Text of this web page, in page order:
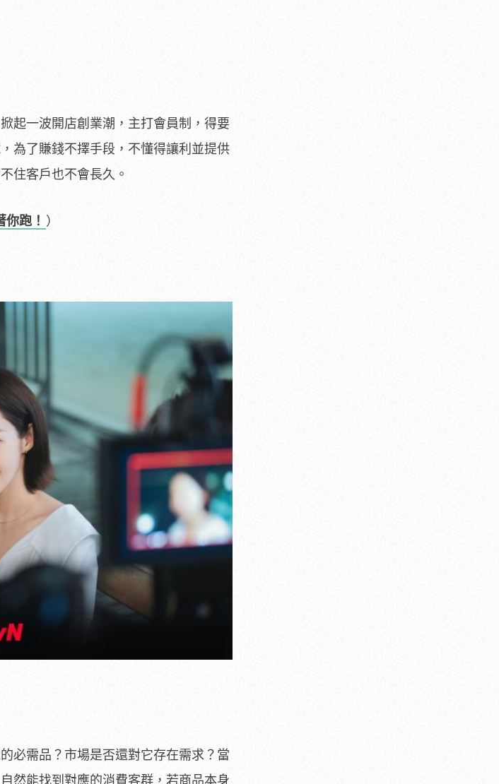
起一波開店創業潮，主打會員制，得要
為了賺錢不擇手段，不懂得讓利並提供
住客戶也不會長久。
跑！ ）
必需品？市場是否還對它存在需求？當
然能找到對應的消費客群，若商品本身